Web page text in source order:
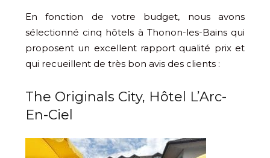
En fonction de votre budget, nous avons
sélectionné cinq hôtels à Thonon-les-Bains qui
proposent un excellent rapport qualité prix et
qui recueillent de très bon avis des clients :
The Originals City, Hôtel L’Arc-
En-Ciel